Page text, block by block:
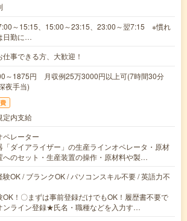
～15:15、15:00～23:15、23:00～翌7:15 ※慣れ
日勤に…
仕事できる方、大歓迎！
～1875円 月収例25万3000円以上可(7時間30分
夜手当)
定内支給
ペレーター
「ダイアライザー」の生産ラインオペレータ・原材
へのセット・生産装置の操作・原材料や製…
験OK / ブランクOK / パソコンスキル不要 / 英語力不
！〇まずは事前登録だけでもOK！履歴書不要で
ンライン登録★氏名・職種などを入力す…